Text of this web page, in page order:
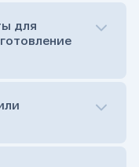
при помощи
или
для